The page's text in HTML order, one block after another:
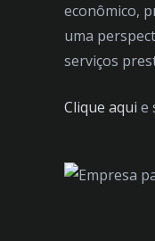
econômico,
uma
serviços
Clique aqui e